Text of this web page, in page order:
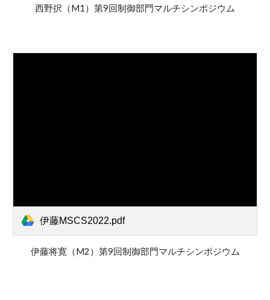
西野択 （M1 ）第9回制御部門マルチシンポジウム
伊藤MSCS2022.pdf
伊藤将寛（M2）第9回制御部門マルチシンポジウム